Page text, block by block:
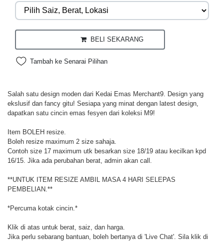
BELI SEKARANG
Tambah ke Senarai Pilihan
Salah satu design moden dari Kedai Emas Merchant9. Design yang
ekslusif dan fancy gitu! Sesiapa yang minat dengan latest design,
dapatkan satu cincin emas fesyen dari koleksi M9!
Item BOLEH resize.
Boleh resize maximum 2 size sahaja.
Contoh size 17 maximum utk besarkan size 18/19 atau kecilkan kpd
16/15. Jika ada perubahan berat, admin akan call.
**UNTUK ITEM RESIZE AMBIL MASA 4 HARI SELEPAS
PEMBELIAN.**
*Percuma kotak cincin.*
Klik di atas untuk berat, saiz, dan harga.
Jika perlu sebarang bantuan, boleh bertanya di 'Live Chat'. Sila klik di